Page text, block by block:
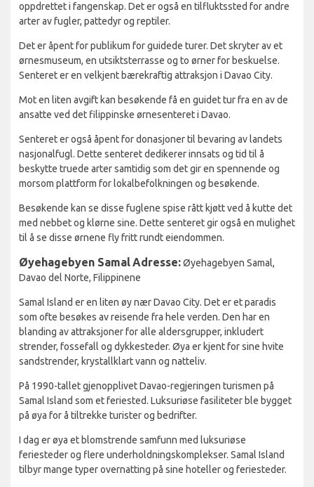
oppdrettet i fangenskap. Det er også en tilfluktssted for andre
arter av fugler, pattedyr og reptiler.
Det er åpent for publikum for guidede turer. Det skryter av et
ørnesmuseum, en utsiktsterrasse og to ørner for beskuelse.
Senteret er en velkjent bærekraftig attraksjon i Davao City.
Mot en liten avgift kan besøkende få en guidet tur fra en av de
ansatte ved det filippinske ørnesenteret i Davao.
Senteret er også åpent for donasjoner til bevaring av landets
nasjonalfugl. Dette senteret dedikerer innsats og tid til å
beskytte truede arter samtidig som det gir en spennende og
morsom plattform for lokalbefolkningen og besøkende.
Besøkende kan se disse fuglene spise rått kjøtt ved å kutte det
med nebbet og klørne sine. Dette senteret gir også en mulighet
til å se disse ørnene fly fritt rundt eiendommen.
Øyehagebyen SamalAdresse:Øyehagebyen Samal,
Davao del Norte, Filippinene
Samal Island er en liten øy nær Davao City. Det er et paradis
som ofte besøkes av reisende fra hele verden. Den har en
blanding av attraksjoner for alle aldersgrupper, inkludert
strender, fossefall og dykkesteder. Øya er kjent for sine hvite
sandstrender, krystallklart vann og natteliv.
På 1990-tallet gjenopplivet Davao-regjeringen turismen på
Samal Island som et feriested. Luksuriøse fasiliteter ble bygget
på øya for å tiltrekke turister og bedrifter.
I dag er øya et blomstrende samfunn med luksuriøse
feriesteder og flere underholdningskomplekser. Samal Island
tilbyr mange typer overnatting på sine hoteller og feriesteder.